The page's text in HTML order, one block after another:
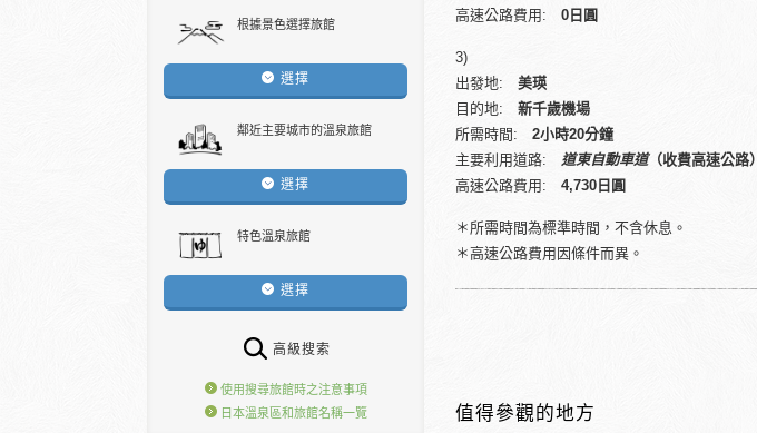
根據景色選擇旅館
選擇
鄰近主要城市的溫泉旅館
選擇
特色溫泉旅館
選擇
高級搜索
使用搜尋旅館時之注意事項
日本溫泉區和旅館名稱一覽
高速公路費用: 0日圓
3)
出發地: 美瑛
目的地: 新千歲機場
所需時間: 2小時20分鐘
主要利用道路: 道東自動車道（收費高速公路）
高速公路費用: 4,730日圓
＊所需時間為標準時間，不含休息。
＊高速公路費用因條件而異。
值得參觀的地方